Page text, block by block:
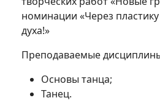
номинации «Через
духа!»
Преподаваемые
Основы танца;
Танец.